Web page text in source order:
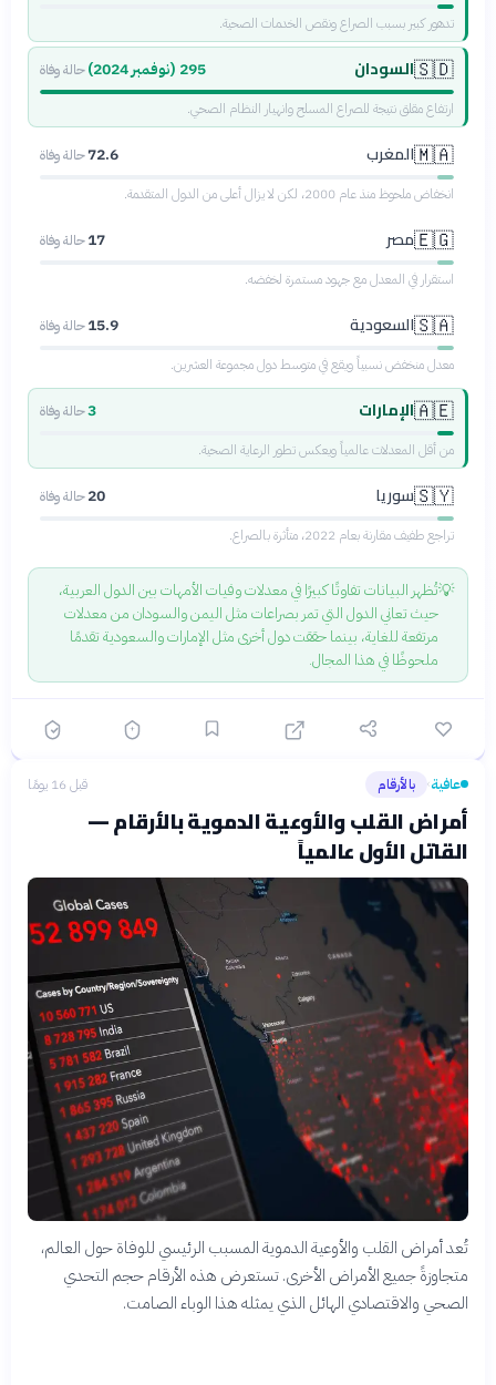
تدهور كبير بسبب الصراع ونقص الخدمات الصحية.
🇸🇩السودان 295 (نوفمبر 2024)
حالة وفاة
ارتفاع مقلق نتيجة للصراع المسلح وانهيار النظام الصحي.
🇲🇦المغرب 72.6حالة وفاة
انخفاض ملحوظ منذ عام 2000، لكن لا يزال أعلى من الدول المتقدمة.
🇪🇬مصر 17حالة وفاة
استقرار في المعدل مع جهود مستمرة لخفضه.
🇸🇦السعودية 15.9حالة وفاة
معدل منخفض نسبياً ويقع في متوسط دول مجموعة العشرين.
🇦🇪الإمارات 3حالة وفاة
من أقل المعدلات عالمياً ويعكس تطور الرعاية الصحية.
🇸🇾سوريا 20حالة وفاة
تراجع طفيف مقارنة بعام 2022، متأثرة بالصراع.
💡تُظهر البيانات تفاوتًا كبيرًا في معدلات وفيات الأمهات بين الدول العربية،
حيث تعاني الدول التي تمر بصراعات مثل اليمن والسودان من معدلات
مرتفعة للغاية، بينما حققت دول أخرى مثل الإمارات والسعودية تقدمًا
ملحوظًا في هذا المجال.
عافية› بالأرقام قبل 16 يومًا
أمراض القلب والأوعية الدموية بالأرقام —
القاتل الأول عالمياً
تُعد أمراض القلب والأوعية الدموية المسبب الرئيسي للوفاة حول العالم،
متجاوزةً جميع الأمراض الأخرى. تستعرض هذه الأرقام حجم التحدي
الصحي والاقتصادي الهائل الذي يمثله هذا الوباء الصامت.